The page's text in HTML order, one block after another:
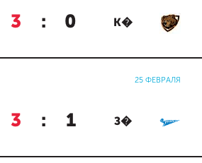
3 : 0 К�
25 ФЕВРАЛЯ
3 : 1 З�